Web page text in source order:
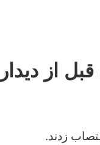
از دیدار
زدند.